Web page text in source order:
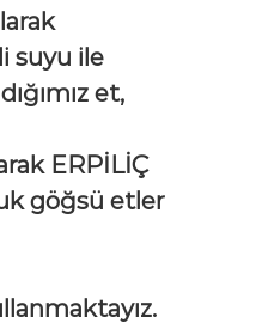
suyu ile
et,
ERPİLİÇ
göğsü etler